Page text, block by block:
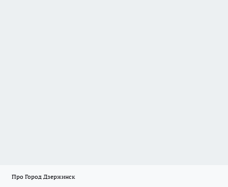
Про Город Дзержинск